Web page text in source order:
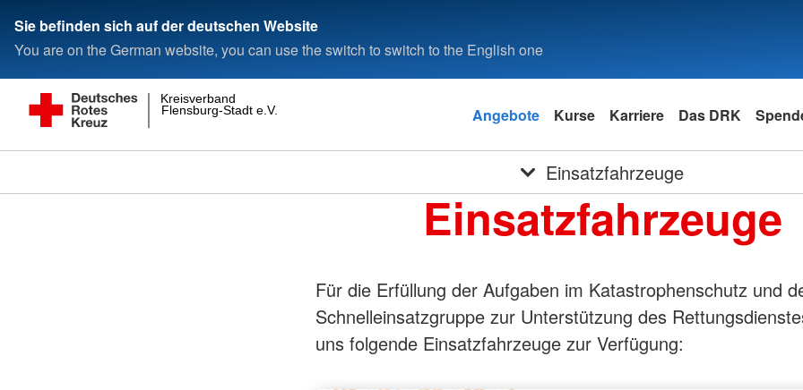
Sie befinden sich auf der deutschen Website
You are on the German website, you can use the switch to switch to the English one
Flensburg-Stadt e.V.
Kreisverband
Angebote Kurse Karriere Das DRK
Einsatzfahrzeuge
Einsatzfahrzeuge
Für die Erfüllung der Aufgaben im Katastrophenschutz und
Schnelleinsatzgruppe zur Unterstützung des
uns folgende Einsatzfahrzeuge zur Verfügung: